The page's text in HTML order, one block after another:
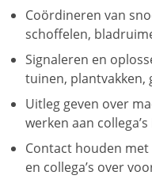
Coördineren van
schoffelen,
Signaleren en
tuinen, plantvakken,
Uitleg geven over
werken aan
Contact houden
en collega’s over